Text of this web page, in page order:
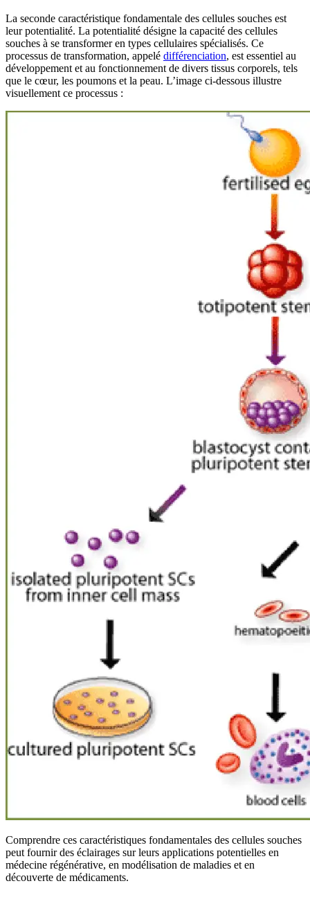
La seconde caractéristique fondamentale des cellules souches est
leur potentialité. La potentialité désigne la capacité des cellules
souches à se transformer en types cellulaires spécialisés. Ce
processus de transformation, appelé différenciation, est essentiel au
développement et au fonctionnement de divers tissus corporels, tels
que le cœur, les poumons et la peau. L’image ci-dessous illustre
visuellement ce processus :
Comprendre ces caractéristiques fondamentales des cellules souches
peut fournir des éclairages sur leurs applications potentielles en
médecine régénérative, en modélisation de maladies et en
découverte de médicaments.